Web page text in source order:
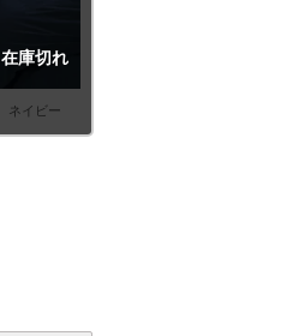
ネイビー
在庫切れ